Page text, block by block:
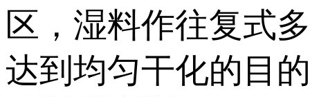
区，湿料作往复式
达到均匀干化的目